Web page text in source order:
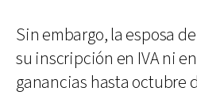
Sin embargo, la esposa
su inscripción en IVA ni
ganancias hasta octubre